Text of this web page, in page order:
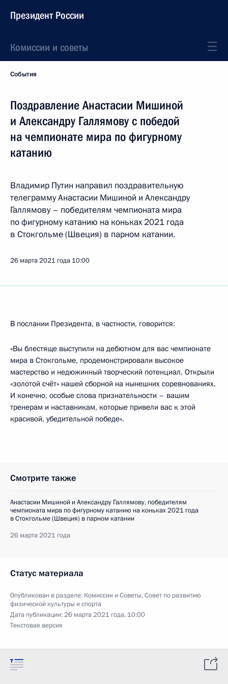
Президент России
Комиссии и советы
События
Поздравление Анастасии Мишиной
и Александру Галлямову с победой
на чемпионате мира по фигурному
катанию
Владимир Путин направил поздравительную
телеграмму Анастасии Мишиной и Александру
Галлямову – победителям чемпионата мира
по фигурному катанию на коньках 2021 года
в Стокгольме (Швеция) в парном катании.
26 марта 2021 года 10:00
В послании Президента, в частности, говорится:
«Вы блестяще выступили на дебютном для вас чемпионате
мира в Стокгольме, продемонстрировали высокое
мастерство и недюжинный творческий потенциал. Открыли
«золотой счёт» нашей сборной на нынешних соревнованиях.
И конечно, особые слова признательности – вашим
тренерам и наставникам, которые привели вас к этой
красивой, убедительной победе».
Смотрите также
Анастасии Мишиной и Александру Галлямову, победителям
чемпионата мира по фигурному катанию на коньках 2021 года
в Стокгольме (Швеция) в парном катании
26 марта 2021 года
Статус материала
Опубликован в разделе: Комиссии и Советы,Совет по развитию
физической культуры и спорта
Дата публикации:26 марта 2021 года, 10:00
Текстовая версия